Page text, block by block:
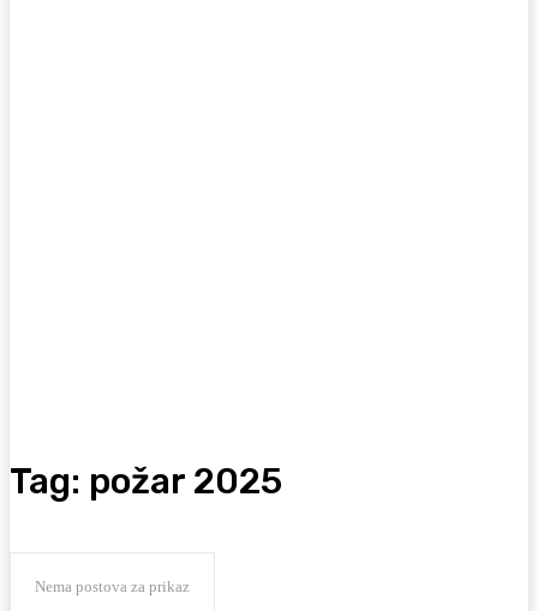
Tag: požar 2025
Nema postova za prikaz